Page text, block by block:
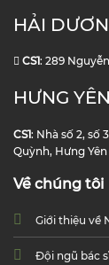
HẢI
CS1: 289
HƯNG YÊN
CS1: Nhà số 2, số
Quỳnh, Hưng Yên
Về chúng tôi
Giới thiệu về
Đội ngũ bác